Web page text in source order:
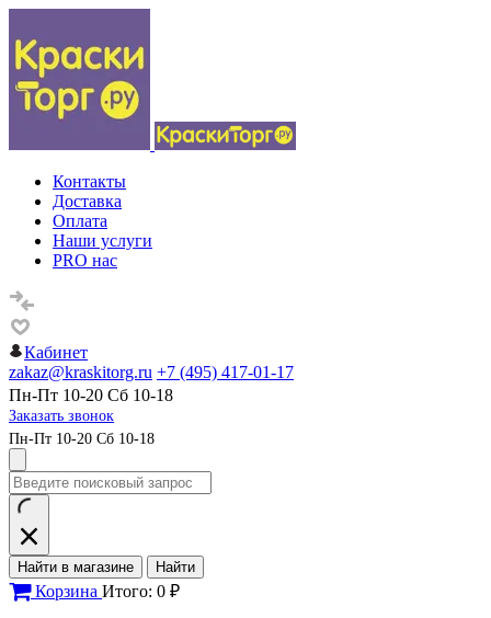
Контакты
Доставка
Оплата
Наши услуги
PRO нас
Кабинет
zakaz@kraskitorg.ru +7 (495) 417-01-17
Пн-Пт 10-20 Сб 10-18
Заказать звонок
Пн-Пт 10-20 Сб 10-18
Найти в магазине Найти
Корзина Итого: 0 ₽